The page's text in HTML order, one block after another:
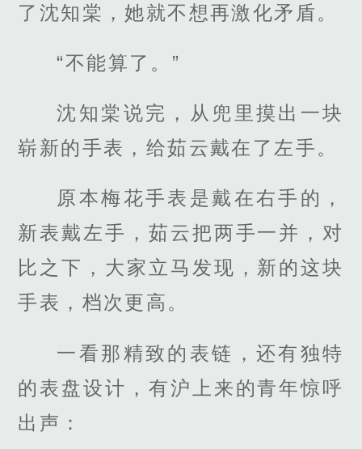
了沈知棠，她就不想再激化矛盾。
“不能算了。”
沈知棠说完，从兜里摸出一块
崭新的手表，给茹云戴在了左手。
原本梅花手表是戴在右手的，
新表戴左手，茹云把两手一并，对
比之下，大家立马发现，新的这块
手表，档次更高。
一看那精致的表链，还有独特
的表盘设计，有沪上来的青年惊呼
出声：